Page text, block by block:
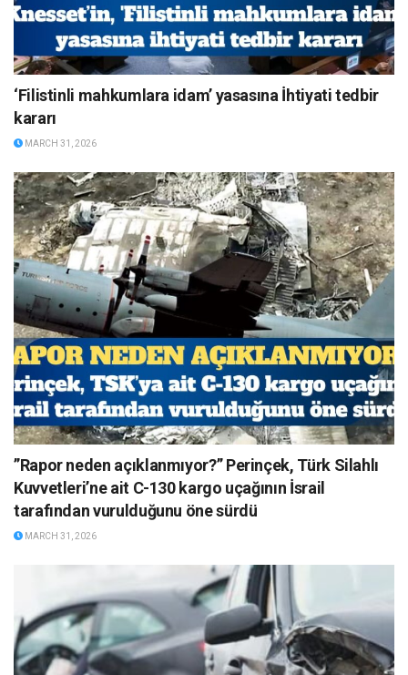
‘Filistinli mahkumlara idam’ yasasına İhtiyati tedbir
kararı
MARCH 31, 2026
”Rapor neden açıklanmıyor?” Perinçek, Türk Silahlı
Kuvvetleri’ne ait C-130 kargo uçağının İsrail
tarafından vurulduğunu öne sürdü
MARCH 31, 2026